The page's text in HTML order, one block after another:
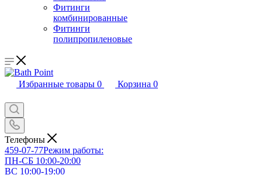
Фитинги
комбинированные
Фитинги
полипропиленовые
Избранные товары 0 Корзина 0
Телефоны
459-07-77Режим работы:
ПН-СБ 10:00-20:00
ВС 10:00-19:00